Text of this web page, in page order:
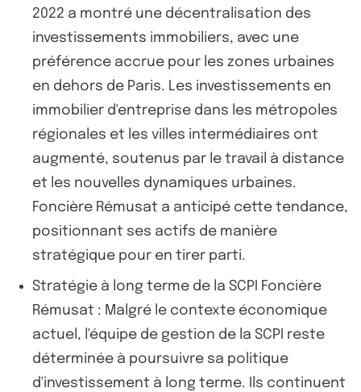
2022 a montré une décentralisation des
investissements immobiliers, avec une
préférence accrue pour les zones urbaines
en dehors de Paris. Les investissements en
immobilier d'entreprise dans les métropoles
régionales et les villes intermédiaires ont
augmenté, soutenus par le travail à distance
et les nouvelles dynamiques urbaines.
Foncière Rémusat a anticipé cette tendance,
positionnant ses actifs de manière
stratégique pour en tirer parti.
Stratégie à long terme de la SCPI Foncière
Rémusat : Malgré le contexte économique
actuel, l'équipe de gestion de la SCPI reste
déterminée à poursuivre sa politique
d'investissement à long terme. Ils continuent